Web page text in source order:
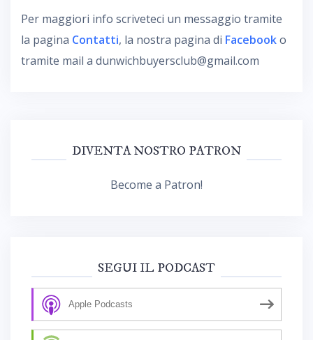
Per maggiori info scriveteci un messaggio tramite
la pagina Contatti, la nostra pagina di Facebooko
tramite mail a dunwichbuyersclub@gmail.com
DIVENTA NOSTRO PATRON
Become a Patron!
SEGUI IL PODCAST
Apple Podcasts